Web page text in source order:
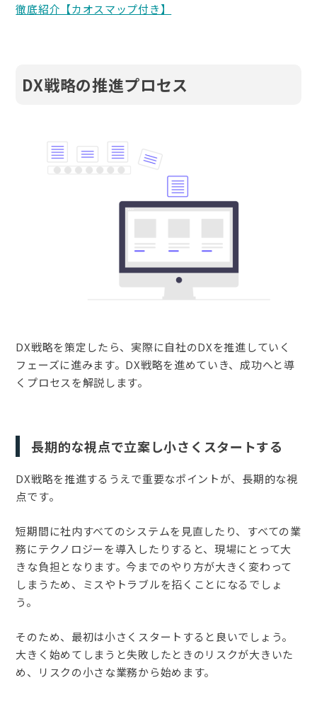
徹底紹介【カオスマップ付き】
DX戦略の推進プロセス
DX戦略を策定したら、実際に自社のDXを推進していく
フェーズに進みます。DX戦略を進めていき、成功へと導
くプロセスを解説します。
長期的な視点で立案し小さくスタートする
DX戦略を推進するうえで重要なポイントが、長期的な視
点です。
短期間に社内すべてのシステムを見直したり、すべての業
務にテクノロジーを導入したりすると、現場にとって大
きな負担となります。今までのやり方が大きく変わって
しまうため、ミスやトラブルを招くことになるでしょ
う。
そのため、最初は小さくスタートすると良いでしょう。
大きく始めてしまうと失敗したときのリスクが大きいた
め、リスクの小さな業務から始めます。